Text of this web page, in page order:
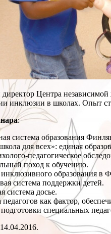
Центра
инклюзии в школах. Опыт
:
система образования
для всех»: единая
педагогическое
поход к обучению.
образования в
система поддержки детей.
система досье.
педагогов как фактор,
специальных